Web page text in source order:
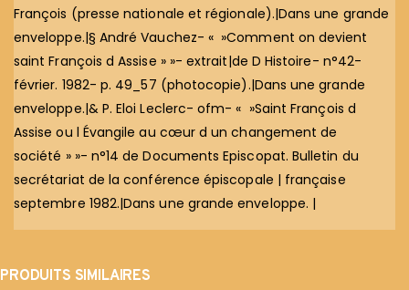
François (presse nationale et régionale).|Dans une grande
enveloppe.|§ André Vauchez- « »Comment on devient
saint François d Assise » »- extrait|de D Histoire- n°42-
février. 1982- p. 49_57 (photocopie).|Dans une grande
enveloppe.|& P. Eloi Leclerc- ofm- « »Saint François d
Assise ou l Évangile au cœur d un changement de
société » »- n°14 de Documents Episcopat. Bulletin du
secrétariat de la conférence épiscopale | française
septembre 1982.|Dans une grande enveloppe. |
PRODUITS SIMILAIRES